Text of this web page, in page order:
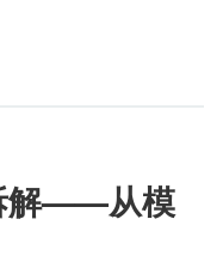
解——从模